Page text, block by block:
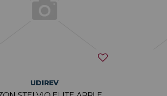
UDIREV